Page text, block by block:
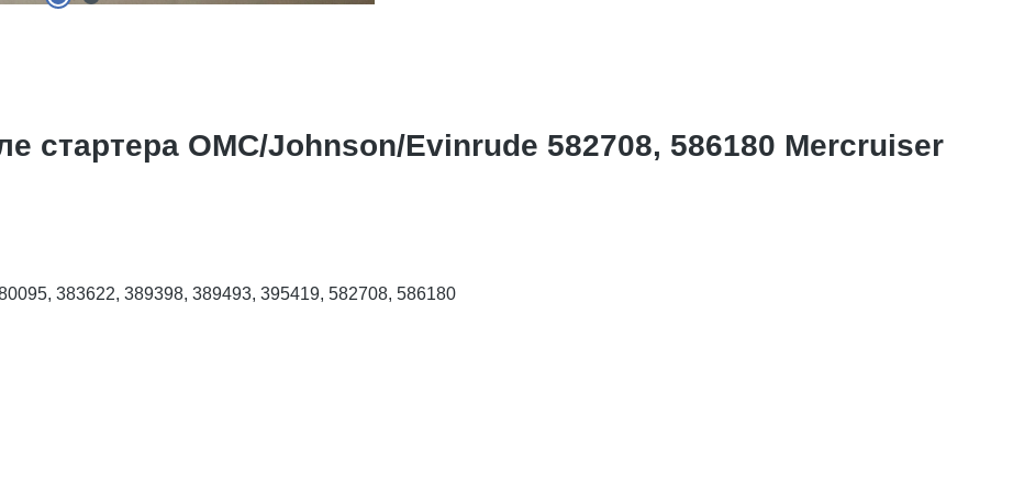
стартера OMC/Johnson/Еvinrude 582708, 586180 Mercruiser
383622, 389398, 389493, 395419, 582708, 586180